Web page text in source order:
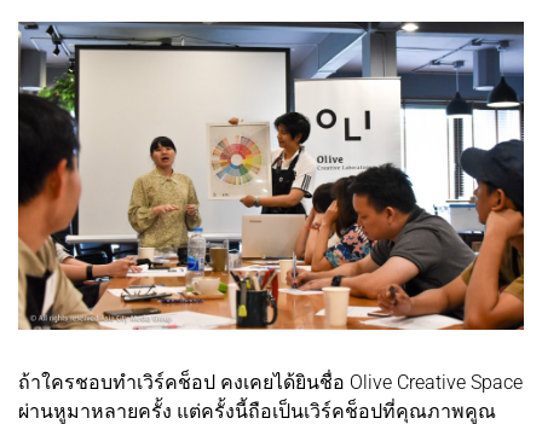
ถ้าใครชอบทำเวิร์คช็อป คงเคยได้ยินชื่อ Olive Creative Space
ผ่านหูมาหลายครั้ง แต่ครั้งนี้ถือเป็นเวิร์คช็อปที่คุณภาพคูณ